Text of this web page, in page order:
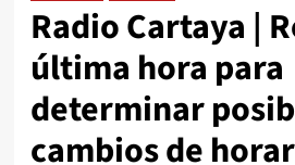
Radio Cartaya |
última hora para
determinar
cambios de